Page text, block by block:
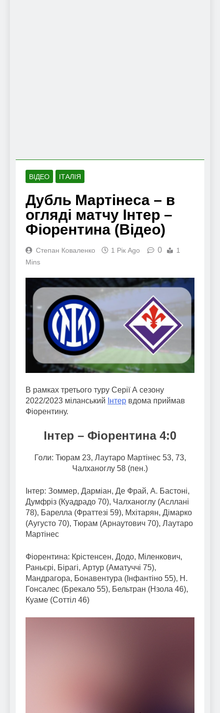
ВІДЕО ІТАЛІЯ
Дубль Мартінеса – в
огляді матчу Інтер –
Фіорентина (Відео)
Степан Коваленко 1 Рік Ago 0
1
Mins
В рамках третього туру Серії А сезону
2022/2023 міланський Інтер вдома приймав
Фіорентину.
Інтер – Фіорентина 4:0
Голи: Тюрам 23, Лаутаро Мартінес 53, 73,
Чалханоглу 58 (пен.)
Інтер: Зоммер, Дарміан, Де Фрай, А. Бастоні,
Думфріз (Куадрадо 70), Чалханоглу (Асллані
78), Барелла (Фраттезі 59), Мхітарян, Дімарко
(Аугусто 70), Тюрам (Арнаутович 70), Лаутаро
Мартінес
Фіорентина: Крістенсен, Додо, Міленкович,
Раньєрі, Бірагі, Артур (Аматуччі 75),
Мандрагора, Бонавентура (Інфантіно 55), Н.
Гонсалес (Брекало 55), Бельтран (Нзола 46),
Куаме (Соттіл 46)